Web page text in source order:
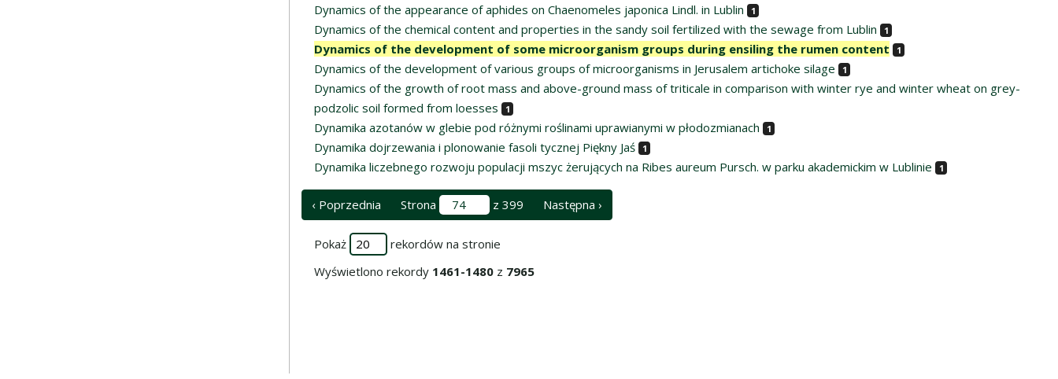
Dynamics of the appearance of aphides on Chaenomeles japonica Lindl. in Lublin 1
Dynamics of the chemical content and properties in the sandy soil fertilized with the sewage from Lublin 1
Dynamics of the development of some microorganism groups during ensiling the rumen content 1
Dynamics of the development of various groups of microorganisms in Jerusalem artichoke silage 1
Dynamics of the growth of root mass and above-ground mass of triticale in comparison with winter rye and winter wheat on grey-
podzolic soil formed from loesses
1
Dynamika azotanów w glebie pod różnymi roślinami uprawianymi w płodozmianach 1
Dynamika dojrzewania i plonowanie fasoli tycznej Piękny Jaś 1
Dynamika liczebnego rozwoju populacji mszyc żerujących na Ribes aureum Pursch. w parku akademickim w Lublinie 1
‹ Poprzednia Strona z 399 Następna ›
Pokaż
rekordów na stronie
Wyświetlono rekordy 1461-1480 z 7965